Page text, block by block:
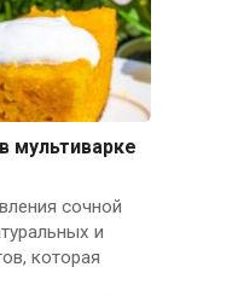
мультиварке
сочной
и
которая